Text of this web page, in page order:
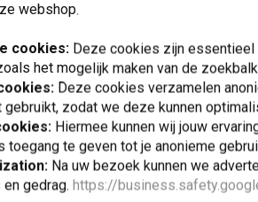
webshop.
cookies: Deze cookies zijn
het mogelijk maken van de
Deze cookies verzamelen
zodat we deze kunnen
Hiermee kunnen wij jouw
toegang te geven tot je anonieme
Na uw bezoek kunnen we
gedrag. https://